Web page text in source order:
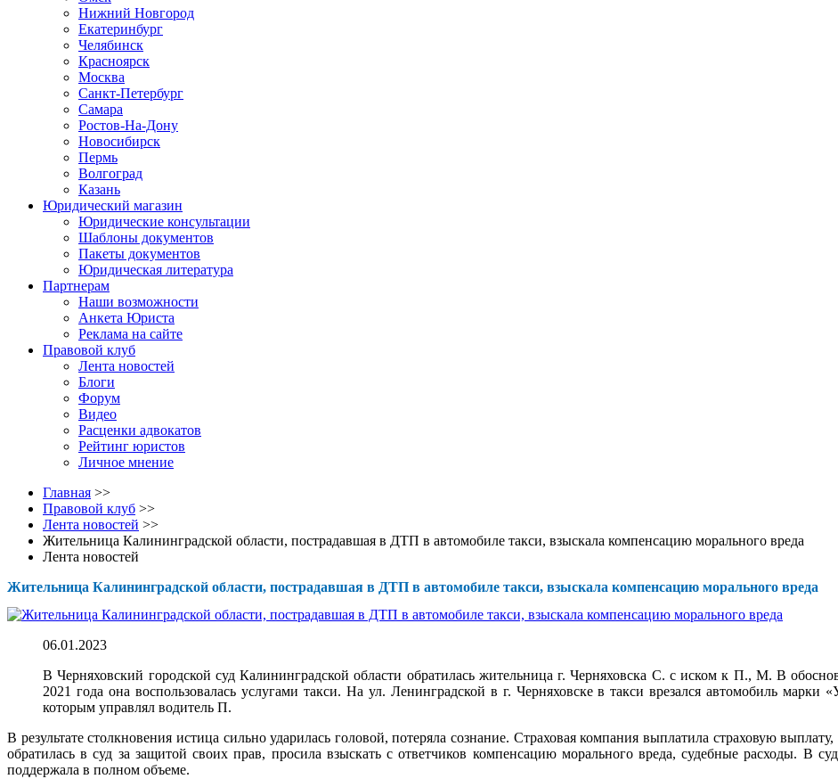
Нижний Новгород
Екатеринбург
Челябинск
Красноярск
Москва
Санкт-Петербург
Самара
Ростов-На-Дону
Новосибирск
Пермь
Волгоград
Казань
Юридический магазин
Юридические консультации
Шаблоны документов
Пакеты документов
Юридическая литература
Партнерам
Наши возможности
Анкета Юриста
Реклама на сайте
Правовой клуб
Лента новостей
Блоги
Форум
Видео
Расценки адвокатов
Рейтинг юристов
Личное мнение
Главная >>
Правовой клуб >>
Лента новостей >>
Жительница Калининградской области, пострадавшая в ДТП в автомобиле такси, взыскала компенсацию морального вреда
Лента новостей
Жительница Калининградской области, пострадавшая в ДТП в автомобиле такси, взыскала компенсацию морального вреда
06.01.2023
В Черняховский городской суд Калининградской области обратилась жительница г. Черняховска С. с иском к П., М. В
2021 года она воспользовалась услугами такси. На ул. Ленинградской в г. Черняховске в такси врезался автомобиль
которым управлял водитель П.
В результате столкновения истица сильно ударилась головой, потеряла сознание. Страховая компания выплатила страховую
обратилась в суд за защитой своих прав, просила взыскать с ответчиков компенсацию морального вреда, судебные расходы. В
поддержала в полном объеме.